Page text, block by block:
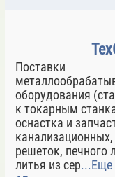
Поставки
оборудования
к токарным
оснастка и
решеток, печного
литья из сер...Еще